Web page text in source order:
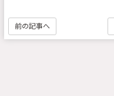
前の記事へ